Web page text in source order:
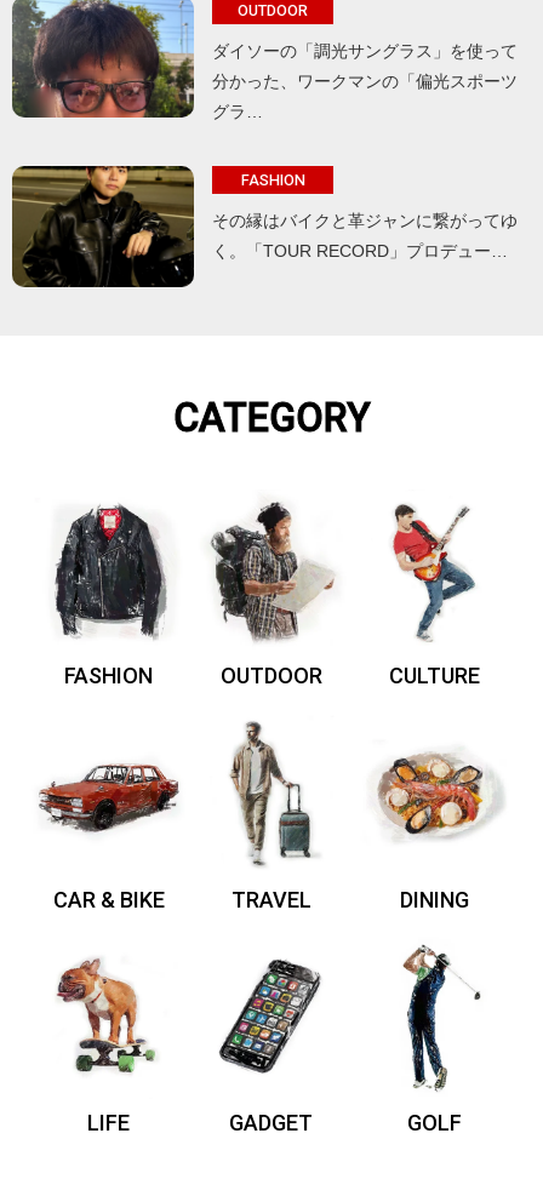
OUTDOOR
ダイソーの「調光サングラス」を使って
分かった、ワークマンの「偏光スポーツ
グラ…
FASHION
その縁はバイクと革ジャンに繋がってゆ
く。「TOUR RECORD」プロデュー…
CATEGORY
FASHION OUTDOOR CULTURE
CAR & BIKE TRAVEL DINING
LIFE GADGET GOLF